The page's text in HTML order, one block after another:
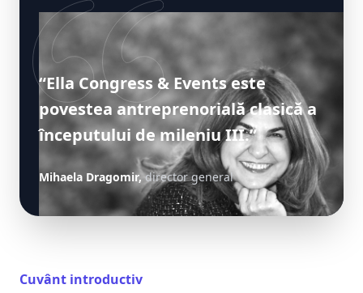
“Ella Congress & Events este
povestea antreprenorială clasică a
începutului de mileniu III.”
Mihaela Dragomir,director general
Cuvânt introductiv